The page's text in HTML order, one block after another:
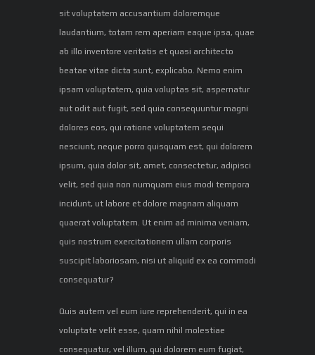
sit voluptatem accusantium doloremque
laudantium, totam rem aperiam eaque ipsa, quae
ab illo inventore veritatis et quasi architecto
beatae vitae dicta sunt, explicabo. Nemo enim
ipsam voluptatem, quia voluptas sit, aspernatur
aut odit aut fugit, sed quia consequuntur magni
dolores eos, qui ratione voluptatem sequi
nesciunt, neque porro quisquam est, qui dolorem
ipsum, quia dolor sit, amet, consectetur, adipisci
velit, sed quia non numquam eius modi tempora
incidunt, ut labore et dolore magnam aliquam
quaerat voluptatem. Ut enim ad minima veniam,
quis nostrum exercitationem ullam corporis
suscipit laboriosam, nisi ut aliquid ex ea commodi
consequatur?
Quis autem vel eum iure reprehenderit, qui in ea
voluptate velit esse, quam nihil molestiae
consequatur, vel illum, qui dolorem eum fugiat,